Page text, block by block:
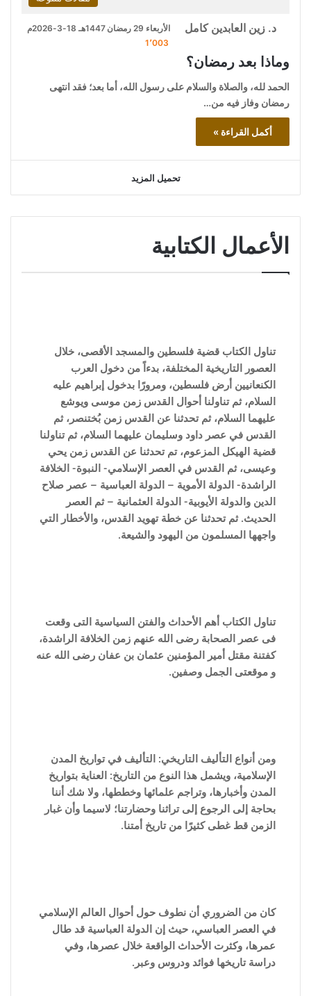
د. زين العابدين كامل
الأربعاء 29 رمضان 1447هـ 18-3-2026م
1٬003
وماذا بعد رمضان؟
الحمد لله، والصلاة والسلام على رسول الله، أما بعد؛ فقد انتهى
رمضان وفاز فيه من…
أكمل القراءة »
تحميل المزيد
الأعمال الكتابية
تناول الكتاب قضية فلسطين والمسجد الأقصى، خلال
العصور التاريخية المختلفة، بدءاً من دخول العرب
الكنعانيين أرض فلسطين، ومرورًا بدخول إبراهيم عليه
السلام، ثم تناولنا أحوال القدس زمن موسى ويوشع
عليهما السلام، ثم تحدثنا عن القدس زمن بُختنصر، ثم
القدس في عصر داود وسليمان عليهما السلام، ثم تناولنا
قضية الهيكل المزعوم، تم تحدثنا عن القدس زمن يحي
وعيسى، ثم القدس في العصر الإسلامي- النبوة- الخلافة
الراشدة- الدولة الأموية – الدولة العباسية – عصر صلاح
الدين والدولة الأيوبية- الدولة العثمانية – ثم العصر
الحديث. ثم تحدثنا عن خطة تهويد القدس، والأخطار التي
واجهها المسلمون من اليهود والشيعة.
تناول الكتاب أهم الأحداث والفتن ا لسياسية التى وقعت
فى عصر الصحابة رضى الله عنهم زمن الخلافة الراشدة،
كفتنة مقتل أمير المؤمنين عثمان بن عفان رضى الله عنه
و موقعتى الجمل وصفين.
ومن أنواع التأليف التاريخي: التأليف في تواريخ المدن
الإسلامية، ويشمل هذا النوع من التاريخ: العناية بتواريخ
المدن وأخبارها، وتراجم علمائها وخططها، ولا شك أننا
بحاجة إلى الرجوع إلى تراثنا وحضارتنا؛ لاسيما وأن غبار
الزمن قط غطى كثيرًا من تاريخ أمتنا.
كان من الضروري أن نطوف حول أحوال العالم الإسلامي
في العصر العباسي، حيث إن الدولة العباسية قد طال
عمرها، وكثرت الأحداث الواقعة خلال عصرها، وفي
دراسة تاريخها فوائد ودروس وعبر.